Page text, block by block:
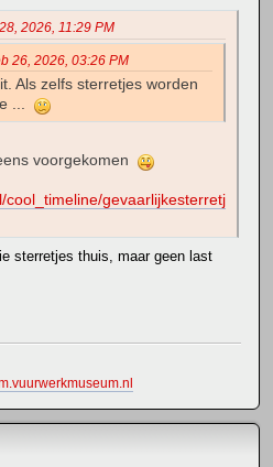
2026, 11:29 PM
26, 2026, 03:26 PM
Als zelfs sterretjes worden
...
voorgekomen
cool_timeline/gevaarlijkesterretj
sterretjes thuis, maar geen last